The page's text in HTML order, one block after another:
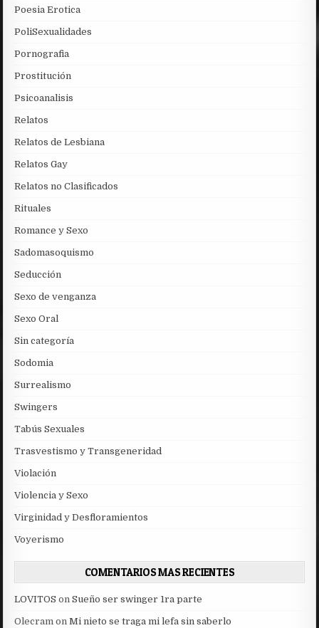
Poesia Erotica
PoliSexualidades
Pornografia
Prostitución
Psicoanalisis
Relatos
Relatos de Lesbiana
Relatos Gay
Relatos no Clasificados
Rituales
Romance y Sexo
Sadomasoquismo
Seducción
Sexo de venganza
Sexo Oral
Sin categoría
Sodomia
Surrealismo
Swingers
Tabús Sexuales
Trasvestismo y Transgeneridad
Violación
Violencia y Sexo
Virginidad y Desfloramientos
Voyerismo
COMENTARIOS MAS RECIENTES
LOVITOS onSueño ser swinger 1ra parte
Olecram onMi nieto se traga mi lefa sin saberlo